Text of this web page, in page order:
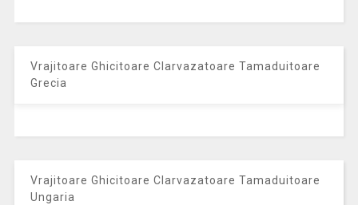
Vrajitoare Ghicitoare Clarvazatoare Tamaduitoare
Grecia
Vrajitoare Ghicitoare Clarvazatoare Tamaduitoare
Ungaria